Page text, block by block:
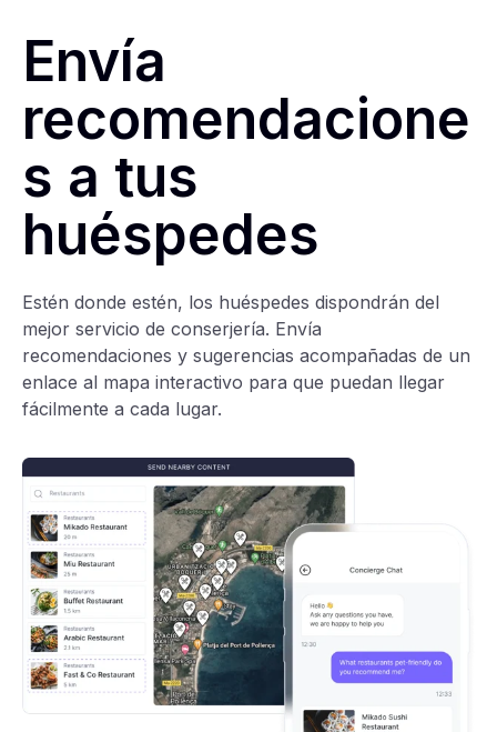
Envía
recomendacione
s a tus
huéspedes
Estén donde estén, los huéspedes dispondrán del
mejor servicio de conserjería. Envía
recomendaciones y sugerencias acompañadas de un
enlace al mapa interactivo para que puedan llegar
fácilmente a cada lugar.